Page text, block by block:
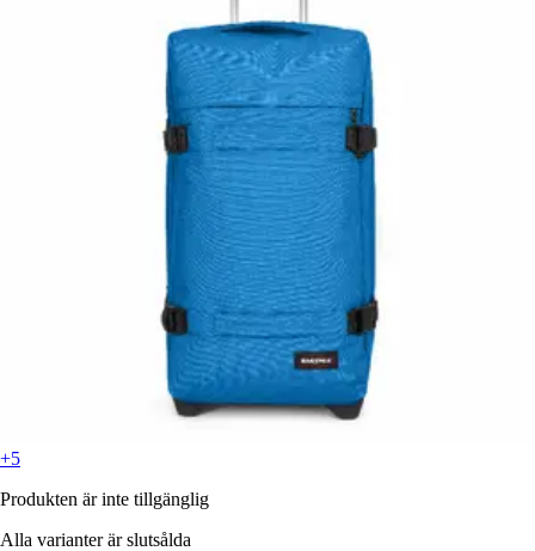
+5
Produkten är inte tillgänglig
Alla varianter är slutsålda